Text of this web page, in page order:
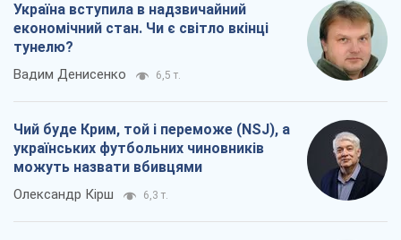
Україна вступила в надзвичайний
економічний стан. Чи є світло вкінці
тунелю?
Вадим Денисенко 6,5 т.
Чий буде Крим, той і переможе (NSJ), а
українських футбольних чиновників
можуть назвати вбивцями
Олександр Кірш 6,3 т.